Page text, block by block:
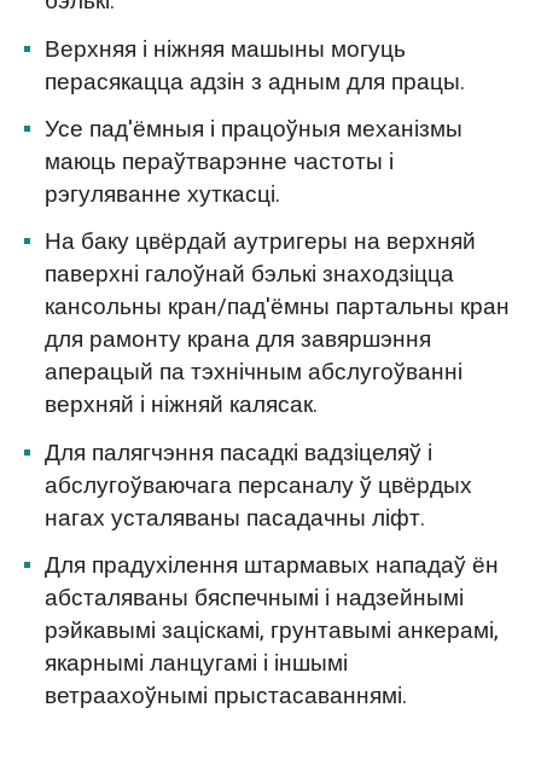
Верхняя і ніжняя машыны могуць
перасякацца адзін з адным для працы.
Усе пад'ёмныя і працоўныя механізмы
маюць пераўтварэнне частоты і
рэгуляванне хуткасці.
На баку цвёрдай аутригеры на верхняй
паверхні галоўнай бэлькі знаходзіцца
кансольны кран/пад'ёмны партальны кран
для рамонту крана для завяршэння
аперацый па тэхнічным абслугоўванні
верхняй і ніжняй калясак.
Для палягчэння пасадкі вадзіцеляў і
абслугоўваючага персаналу ў цвёрдых
нагах усталяваны пасадачны ліфт.
Для прадухілення штармавых нападаў ён
абсталяваны бяспечнымі і надзейнымі
рэйкавымі заціскамі, грунтавымі анкерамі,
якарнымі ланцугамі і іншымі
ветраахоўнымі прыстасаваннямі.